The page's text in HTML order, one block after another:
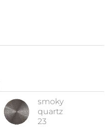
smoky
quartz
23